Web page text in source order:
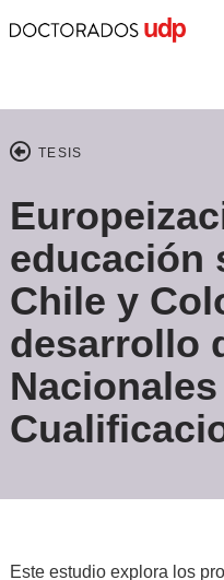
TESIS
educación
Chile y
desarrollo
Este estudio explora los